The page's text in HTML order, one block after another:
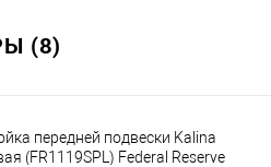
(8)
передней подвески Kalina
(FR1119SPL) Federal Reserve